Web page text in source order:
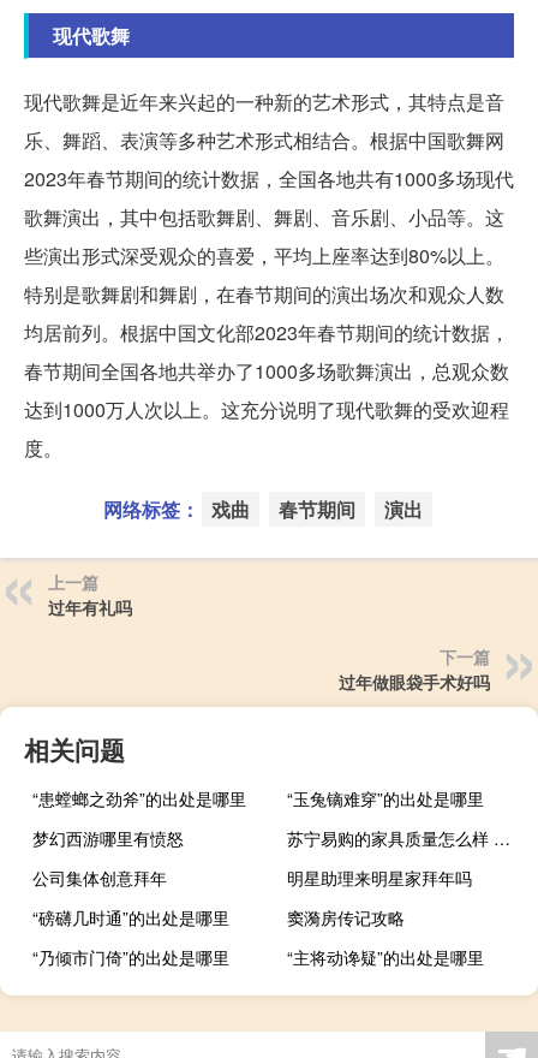
现代歌舞
现代歌舞是近年来兴起的一种新的艺术形式，其特点是音
乐、舞蹈、表演等多种艺术形式相结合。根据中国歌舞网
2023年春节期间的统计数据，全国各地共有1000多场现代
歌舞演出，其中包括歌舞剧、舞剧、音乐剧、小品等。这
些演出形式深受观众的喜爱，平均上座率达到80%以上。
特别是歌舞剧和舞剧，在春节期间的演出场次和观众人数
均居前列。根据中国文化部2023年春节期间的统计数据，
春节期间全国各地共举办了1000多场歌舞演出，总观众数
达到1000万人次以上。这充分说明了现代歌舞的受欢迎程
度。
网络标签： 戏曲 春节期间 演出
上一篇
过年有礼吗
下一篇
过年做眼袋手术好吗
相关问题
“患螳螂之劲斧”的出处是哪里
“玉兔镝难穿”的出处是哪里
梦幻西游哪里有愤怒
苏宁易购的家具质量怎么样 苏宁易购怎么样啊
公司集体创意拜年
明星助理来明星家拜年吗
“磅礴几时通”的出处是哪里
窦漪房传记攻略
“乃倾市门倚”的出处是哪里
“主将动谗疑”的出处是哪里